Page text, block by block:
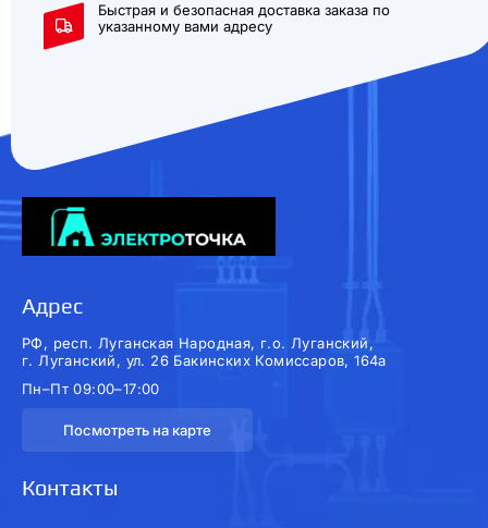
Быстрая и безопасная доставка заказа по
указанному вами адресу
Адрес
РФ, респ. Луганская Народная, г.о. Луганский,
г. Луганский, ул. 26 Бакинских Комиссаров, 164а
Пн–Пт 09:00–17:00
Посмотреть на карте
Контакты